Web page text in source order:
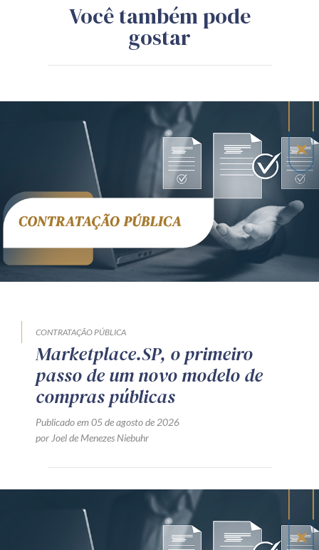
Você também pode
gostar
CONTRATAÇÃO PÚBLICA
Marketplace.SP, o primeiro
passo de um novo modelo de
compras públicas
Publicado em 05 de agosto de 2026
por Joel de Menezes Niebuhr